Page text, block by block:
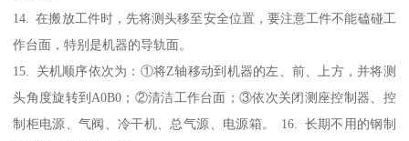
14. 在搬放工件时，先将测头移至安全位置，要注意工件不能磕碰工
作台面，特别是机器的导轨面。
15. 关机顺序依次为：①将Z轴移动到机器的左、前、上方，并将测
头角度旋转到A0B0；②清洁工作台面；③依次关闭测座控制器、控
制柜电源、气阀、冷干机、总气源、电源箱。 16. 长期不用的钢制